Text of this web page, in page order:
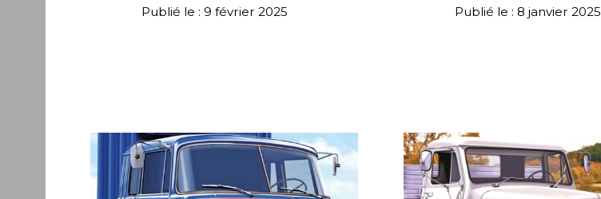
Publié le : 9 février 2025 Publié le : 8 janvier 2025